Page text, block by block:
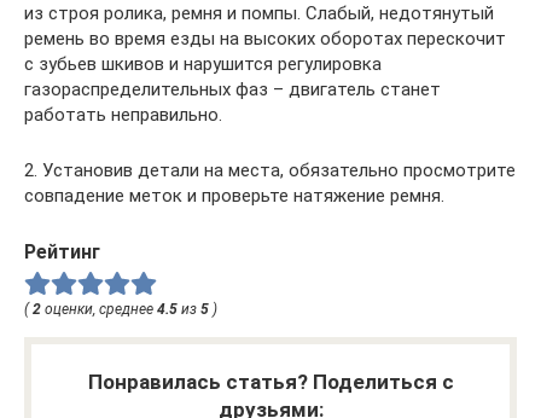
из строя ролика, ремня и помпы. Слабый, недотянутый
ремень во время езды на высоких оборотах перескочит
с зубьев шкивов и нарушится регулировка
газораспределительных фаз – двигатель станет
работать неправильно.
2. Установив детали на места, обязательно просмотрите
совпадение меток и проверьте натяжение ремня.
Рейтинг
(2 оценки, среднее 4.5 из 5 )
Понравилась статья? Поделиться с
друзьями: